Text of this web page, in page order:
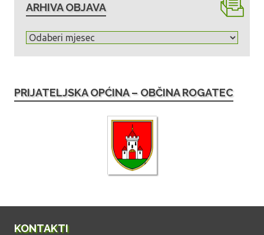
ARHIVA OBJAVA
A
v
PRIJATELJSKA OPĆINA – OBČINA ROGATEC
KONTAKTI